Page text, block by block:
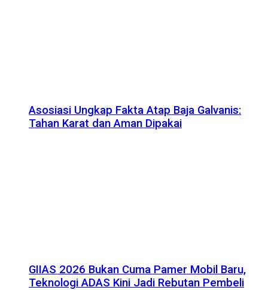
Asosiasi Ungkap Fakta Atap Baja Galvanis:
Tahan Karat dan Aman Dipakai
GIIAS 2026 Bukan Cuma Pamer Mobil Baru,
Teknologi ADAS Kini Jadi Rebutan Pembeli